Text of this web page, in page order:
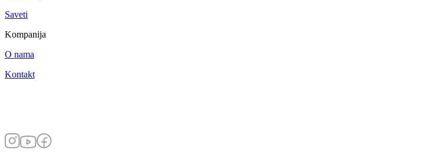
Saveti
Kompanija
O nama
Kontakt